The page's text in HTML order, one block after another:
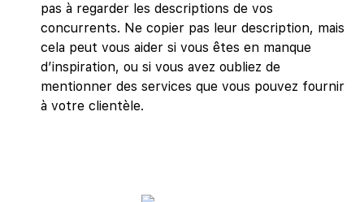
pas à regarder les descriptions de vos
concurrents. Ne copier pas leur description, mais
cela peut vous aider si vous êtes en manque
d’inspiration, ou si vous avez oubliez de
mentionner des services que vous pouvez fournir
à votre clientèle.